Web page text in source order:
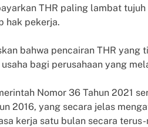
THR paling lambat
hak pekerja.
bahwa pencairan THR yang
bagi perusahaan yang
Nomor 36 Tahun 2021
2016, yang secara jelas
kerja satu bulan secara